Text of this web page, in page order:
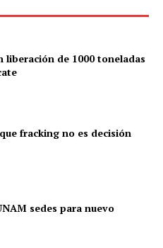
liberación de 1000 toneladas
fracking no es decisión
sedes para nuevo